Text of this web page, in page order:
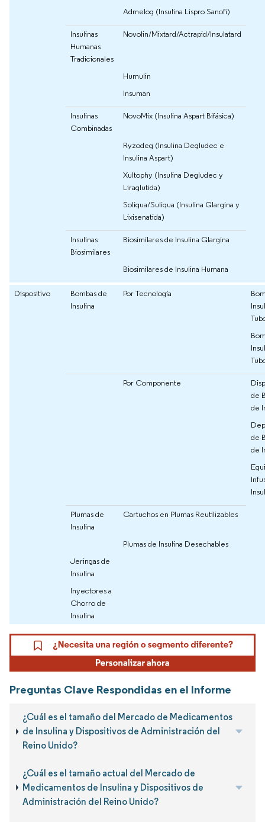
Admelog (Insulina Lispro Sanofi)
Insulinas
Humanas
Tradicionales
Novolin/Mixtard/Actrapid/Insulatard
Humulin
Insuman
Insulinas
Combinadas
NovoMix (Insulina Aspart Bifásica)
Ryzodeg (Insulina Degludec e
Insulina Aspart)
Xultophy (Insulina Degludec y
Liraglutida)
Soliqua/Suliqua (Insulina Glargina y
Lixisenatida)
Insulinas
Biosimilares
Biosimilares de Insulina Glargina
Biosimilares de Insulina Humana
Dispositivo
Bombas de
Insulina
Por Tecnología
Por Componente
de
de
de
de
Plumas de
Insulina
Cartuchos en Plumas Reutilizables
Plumas de Insulina Desechables
Jeringas de
Insulina
Inyectores a
Chorro de
Insulina
Preguntas Clave Respondidas en el Informe
¿Cuál es el tamaño del Mercado de Medicamentos
de Insulina y Dispositivos de Administración del
Reino Unido?
¿Cuál es el tamaño actual del Mercado de
Medicamentos de Insulina y Dispositivos de
Administración del Reino Unido?